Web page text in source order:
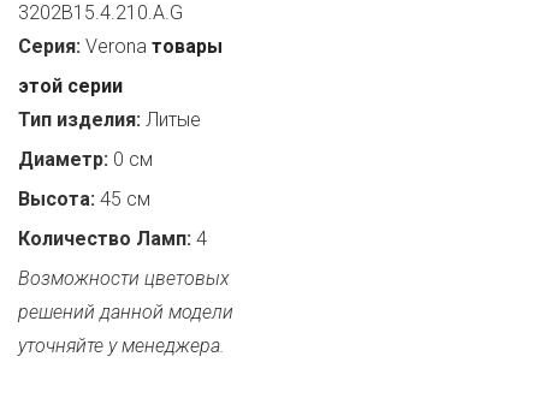
3202B15.4.210.A.G
Серия: Verona товары
этой серии
Тип изделия: Литые
Диаметр: 0 см
Высота: 45 см
Количество Ламп: 4
Возможности цветовых
решений данной модели
уточняйте у менеджера.